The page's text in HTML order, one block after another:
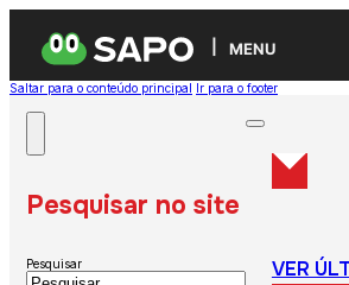
MENU
Saltar para o conteúdo principal Ir para o footer
Pesquisar no site
Pesquisar VER